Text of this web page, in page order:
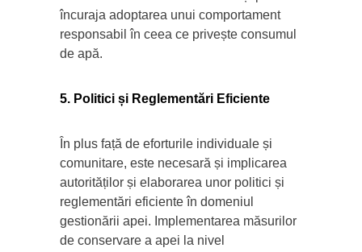
încuraja adoptarea unui comportament
responsabil în ceea ce privește consumul
de apă.
5. Politici și Reglementări Eficiente
În plus față de eforturile individuale și
comunitare, este necesară și implicarea
autorităților și elaborarea unor politici și
reglementări eficiente în domeniul
gestionării apei. Implementarea măsurilor
de conservare a apei la nivel